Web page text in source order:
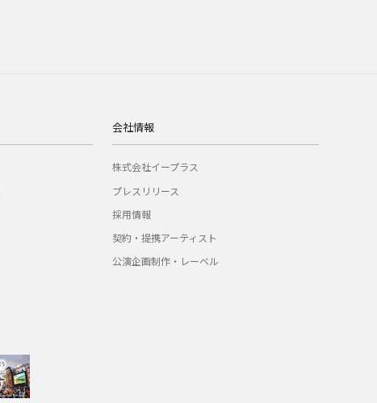
会社情報
株式会社イープラス
プレスリリース
採用情報
契約・提携アーティスト
公演企画制作・レーベル